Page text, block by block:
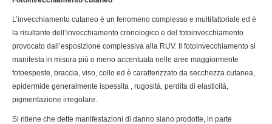
L’invecchiamento cutaneo è un fenomeno complesso e multifattoriale ed è
la risultante dell’invecchiamento cronologico e del fotoinvecchiamento
provocato dall’esposizione complessiva alla RUV. Il fotoinvecchiamento si
manifesta in misura più o meno accentuata nelle aree maggiormente
fotoesposte, braccia, viso, collo ed è caratterizzato da secchezza cutanea,
epidermide generalmente ispessita , rugosità, perdita di elasticità,
pigmentazione irregolare.
Si ritiene che dette manifestazioni di danno siano prodotte, in parte